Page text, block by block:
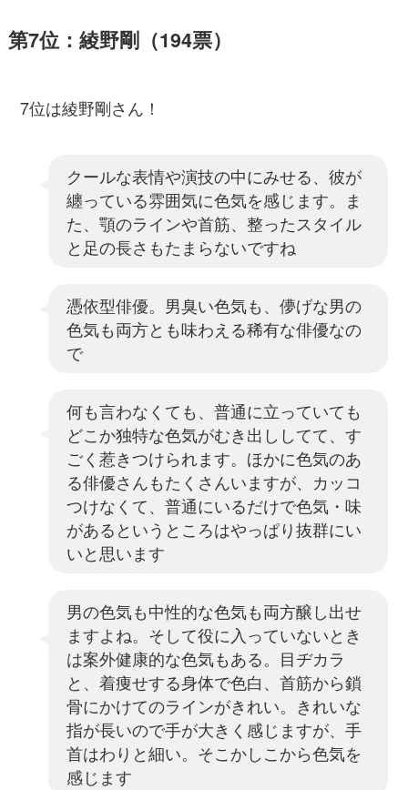
第7位：綾野剛（194票）
7位は綾野剛さん！
クールな表情や演技の中にみせる、彼が
纏っている雰囲気に色気を感じます。ま
た、顎のラインや首筋、整ったスタイル
と足の長さもたまらないですね
憑依型俳優。男臭い色気も、儚げな男の
色気も両方とも味わえる稀有な俳優なの
で
何も言わなくても、普通に立っていても
どこか独特な色気がむき出ししてて、す
ごく惹きつけられます。ほかに色気のあ
る俳優さんもたくさんいますが、カッコ
つけなくて、普通にいるだけで色気・味
があるというところはやっぱり抜群にい
いと思います
男の色気も中性的な色気も両方醸し出せ
ますよね。そして役に入っていないとき
は案外健康的な色気もある。目ヂカラ
と、着痩せする身体で色白、首筋から鎖
骨にかけてのラインがきれい。きれいな
指が長いので手が大きく感じますが、手
首はわりと細い。そこかしこから色気を
感じます